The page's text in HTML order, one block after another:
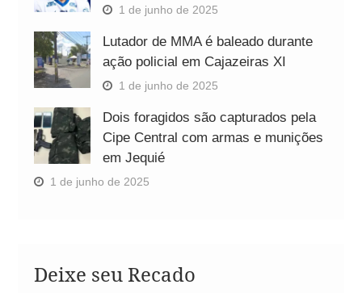
1 de junho de 2025
Lutador de MMA é baleado durante
ação policial em Cajazeiras XI
1 de junho de 2025
Dois foragidos são capturados pela
Cipe Central com armas e munições
em Jequié
1 de junho de 2025
Deixe seu Recado